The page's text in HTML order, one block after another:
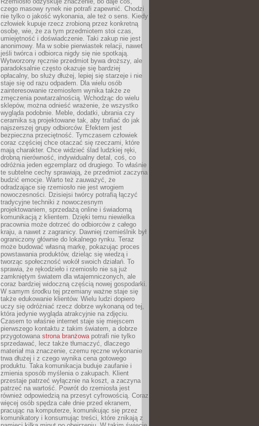
czego masowy rynek nie potrafi zapewnić. Chodzi
nie tylko o jakość wykonania, ale też o sens. Kiedy
człowiek kupuje rzecz zrobioną przez konkretną
osobę, wie, że za tym przedmiotem stoi czas,
umiejętność i doświadczenie. Taki zakup nie jest
anonimowy. Ma w sobie pierwiastek relacji, nawet
jeśli twórca i odbiorca nigdy się nie spotkają.
Wytworzony ręcznie przedmiot bywa droższy, ale
paradoksalnie często okazuje się bardziej
opłacalny, bo służy dłużej, lepiej się starzeje i nie
staje się od razu odpadem. Dla wielu osób
zainteresowanie rzemiosłem wynika także ze
zmęczenia powtarzalnością. Wchodząc do wielu
sklepów, można odnieść wrażenie, że wszystko
wygląda podobnie. Meble, dodatki, ubrania czy
ceramika są projektowane tak, aby trafiać do jak
najszerszej grupy odbiorców. Efektem jest
bezpieczna przeciętność. Tymczasem człowiek
coraz częściej chce otaczać się rzeczami, które
mają charakter. Chce widzieć ślad ludzkiej ręki,
drobną nierówność, indywidualny detal, coś, co
odróżnia jeden egzemplarz od drugiego. To właśnie
te subtelne cechy sprawiają, że przedmiot zaczyna
budzić emocje. Warto też zauważyć, że
odradzające się rzemiosło nie jest wrogiem
nowoczesności. Dzisiejsi twórcy potrafią łączyć
tradycyjne techniki z nowoczesnym
projektowaniem, sprzedażą online i świadomą
komunikacją z klientem. Dzięki temu niewielka
pracownia może dotrzeć do odbiorców z całego
kraju, a nawet z zagranicy. Dawniej rzemieślnik był
ograniczony głównie do lokalnego rynku. Teraz
może budować własną markę, pokazując proces
powstawania produktów, dzieląc się wiedzą i
tworząc społeczność wokół swoich działań. To
sprawia, że rękodzieło i rzemiosło nie są już
zamkniętym światem dla wtajemniczonych, ale
coraz bardziej widoczną częścią nowej gospodarki.
W samym środku tej przemiany ważne staje się
także edukowanie klientów. Wielu ludzi dopiero
uczy się odróżniać rzecz dobrze wykonaną od tej,
która jedynie wygląda atrakcyjnie na zdjęciu.
Czasem to właśnie internet staje się miejscem
pierwszego kontaktu z takim światem, a dobrze
przygotowana strona branżowapotrafi nie tylko
sprzedawać, lecz także tłumaczyć, dlaczego
materiał ma znaczenie, czemu ręczne wykonanie
trwa dłużej i z czego wynika cena gotowego
produktu. Taka komunikacja buduje zaufanie i
zmienia sposób myślenia o zakupach. Klient
przestaje patrzeć wyłącznie na koszt, a zaczyna
patrzeć na wartość. Powrót do rzemiosła jest
również odpowiedzią na przesyt cyfrowością. Coraz
więcej osób spędza całe dnie przed ekranem,
pracując na komputerze, komunikując się przez
komunikatory i konsumując treści, które znikają z